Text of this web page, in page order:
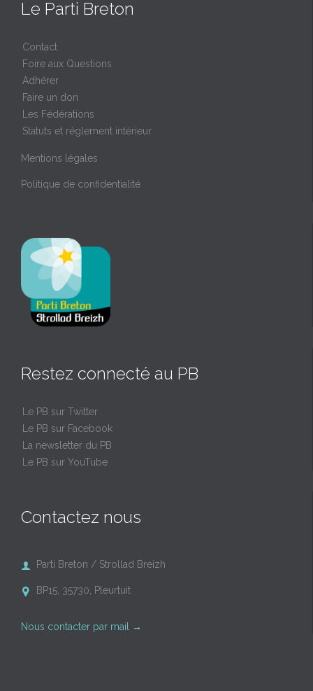
Le Parti Breton
Contact
Foire aux Questions
Adhérer
Faire un don
Les Fédérations
Statuts et réglement intérieur
Mentions légales
Politique de confidentialité
Restez connecté au PB
Le PB sur Twitter
Le PB sur Facebook
La newsletter du PB
Le PB sur YouTube
Contactez nous
 Parti Breton / Strollad Breizh
 BP15, 35730, Pleurtuit
Nous contacter par mail →